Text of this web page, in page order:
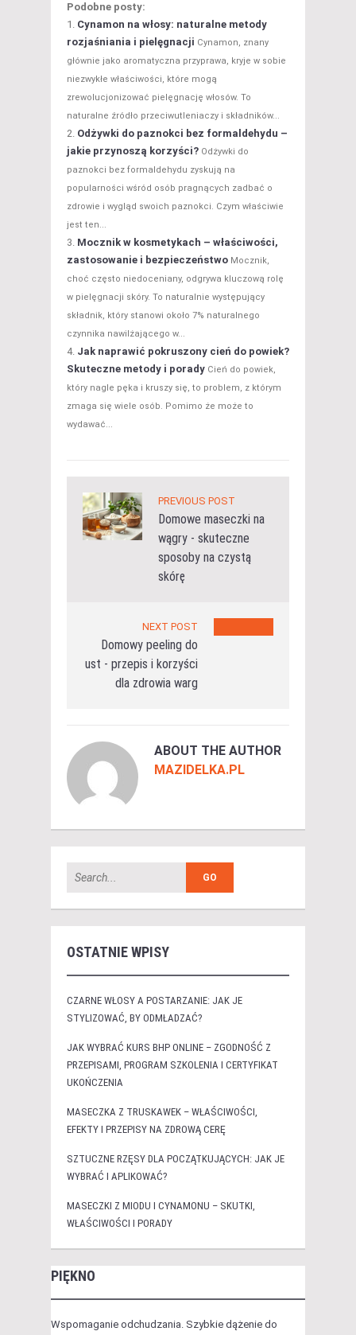
Podobne posty:
Cynamon na włosy: naturalne metody
rozjaśniania i pielęgnacji Cynamon, znany
głównie jako aromatyczna przyprawa, kryje w sobie
niezwykłe właściwości, które mogą
zrewolucjonizować pielęgnację włosów. To
naturalne źródło przeciwutleniaczy i składników...
Odżywki do paznokci bez formaldehydu –
jakie przynoszą korzyści? Odżywki do
paznokci bez formaldehydu zyskują na
popularności wśród osób pragnących zadbać o
zdrowie i wygląd swoich paznokci. Czym właściwie
jest ten...
Mocznik w kosmetykach – właściwości,
zastosowanie i bezpieczeństwo Mocznik,
choć często niedoceniany, odgrywa kluczową rolę
w pielęgnacji skóry. To naturalnie występujący
składnik, który stanowi około 7% naturalnego
czynnika nawilżającego w...
Jak naprawić pokruszony cień do powiek?
Skuteczne metody i porady Cień do powiek,
który nagle pęka i kruszy się, to problem, z którym
zmaga się wiele osób. Pomimo że może to
wydawać...
PREVIOUS POST
Domowe maseczki na
wągry - skuteczne
sposoby na czystą
skórę
NEXT POST
Domowy peeling do
ust - przepis i korzyści
dla zdrowia warg
ABOUT THE AUTHOR
MAZIDELKA.PL
OSTATNIE WPISY
CZARNE WŁOSY A POSTARZANIE: JAK JE
STYLIZOWAĆ, BY ODMŁADZAĆ?
JAK WYBRAĆ KURS BHP ONLINE – ZGODNOŚĆ Z
PRZEPISAMI, PROGRAM SZKOLENIA I CERTYFIKAT
UKOŃCZENIA
MASECZKA Z TRUSKAWEK – WŁAŚCIWOŚCI,
EFEKTY I PRZEPISY NA ZDROWĄ CERĘ
SZTUCZNE RZĘSY DLA POCZĄTKUJĄCYCH: JAK JE
WYBRAĆ I APLIKOWAĆ?
MASECZKI Z MIODU I CYNAMONU – SKUTKI,
WŁAŚCIWOŚCI I PORADY
PIĘKNO
Wspomaganie odchudzania. Szybkie dążenie do